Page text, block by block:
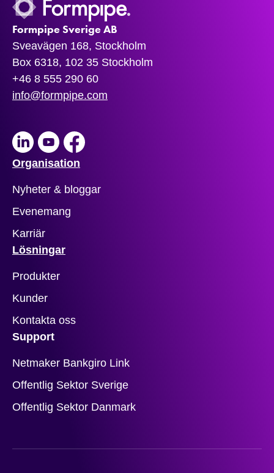
Formpipe Sverige AB
Sveavägen 168, Stockholm
Box 6318, 102 35 Stockholm
+46 8 555 290 60
info@formpipe.com
LinkedInYoutubeFacebook
Organisation
Nyheter & bloggar
Evenemang
Karriär
Lösningar
Produkter
Kunder
Kontakta oss
Support
Netmaker Bankgiro Link
Offentlig Sektor Sverige
Offentlig Sektor Danmark